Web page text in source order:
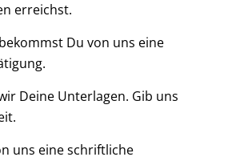
erreichst.
Du von uns eine
Deine Unterlagen. Gib uns
uns eine schriftliche